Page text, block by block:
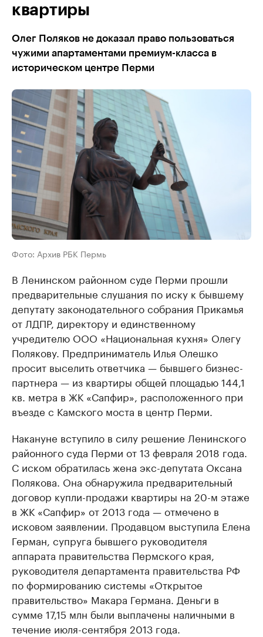
квартиры
Олег Поляков не доказал право пользоваться
чужими апартаментами премиум-класса в
историческом центре Перми
Фото: Архив РБК Пермь
В Ленинском районном суде Перми прошли
предварительные слушания по иску к бывшему
депутату законодательного собрания Прикамья
от ЛДПР, директору и единственному
учредителю ООО «Национальная кухня» Олегу
Полякову. Предприниматель Илья Олешко
просит выселить ответчика — бывшего бизнес-
партнера — из квартиры общей площадью 144,1
кв. метра в ЖК «Сапфир», расположенного при
въезде с Камского моста в центр Перми.
Накануне вступило в силу решение Ленинского
районного суда Перми от 13 февраля 2018 года.
С иском обратилась жена экс-депутата Оксана
Полякова. Она обнаружила предварительный
договор купли-продажи квартиры на 20-м этаже
в ЖК «Сапфир» от 2013 года — отмечено в
исковом заявлении. Продавцом выступила Елена
Герман, супруга бывшего руководителя
аппарата правительства Пермского края,
руководителя департамента правительства РФ
по формированию системы «Открытое
правительство» Макара Германа. Деньги в
сумме 17,15 млн были выплачены наличными в
течение июля-сентября 2013 года.